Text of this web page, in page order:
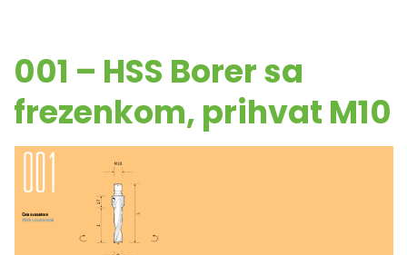
001 – HSS Borer sa
frezenkom, prihvat M10